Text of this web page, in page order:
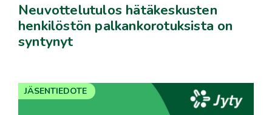
Neuvottelutulos hätäkeskusten
henkilöstön palkankorotuksista on
syntynyt
JÄSENTIEDOTE